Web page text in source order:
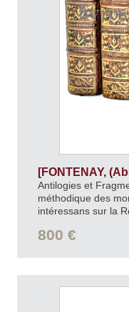
[FONTENAY,
Antilogies et
méthodique des
intéressans sur la
moderne.
800 €